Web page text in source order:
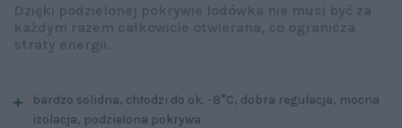
bardzo solidna, chłodzi do ok. -8°C, dobra regulacja, mocna
izolacja, podzielona pokrywa